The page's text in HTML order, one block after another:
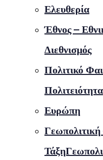
Ελευθερία
Έθνος –
Διεθνισμός
Πολιτικό
Πολιτειότητα
Ευρώπη